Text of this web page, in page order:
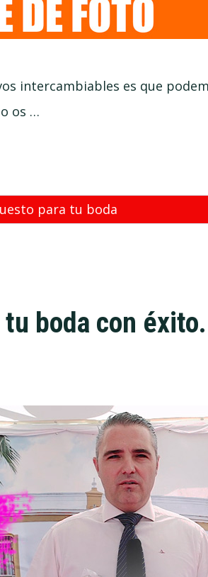
intercambiables es que
os …
para tu boda
boda con éxito.